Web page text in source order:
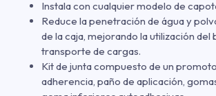
Instala con cualquier modelo de
Reduce la penetración de água y
de la caja, mejorando la utilización del
transporte de cargas.
Kit de junta compuesto de un
adherencia, paño de aplicación,